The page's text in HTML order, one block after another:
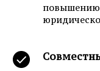
повышению